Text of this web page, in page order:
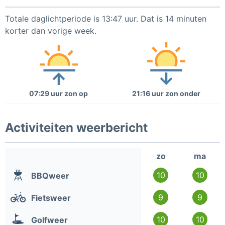
Totale daglichtperiode is 13:47 uur. Dat is 14 minuten
korter dan vorige week.
07:29 uur zon op 21:16 uur zon onder
Activiteiten weerbericht
zo
ma
BBQweer
10 10
Fietsweer 9 9
Golfweer 10 10